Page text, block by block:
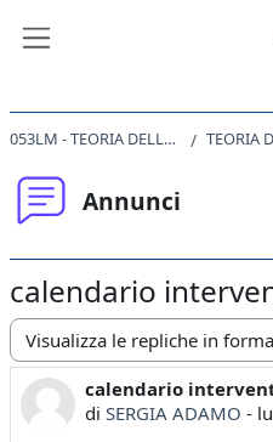
053LM - TEORIA DELLA LETTERATURA 2021
Annunci
calendario
Modalità visualizzazione
calendario
di SERGIA ADAMO -
Numero di risposte: 0